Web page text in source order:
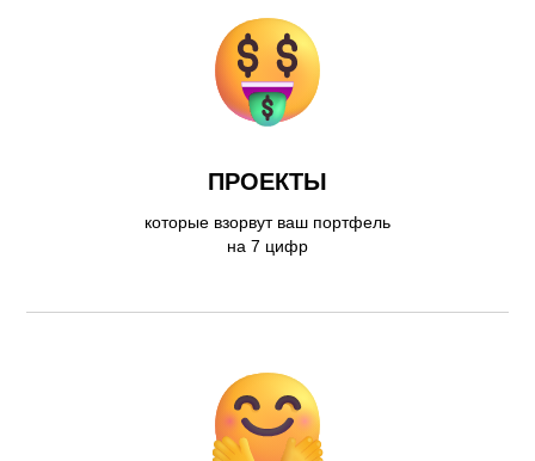
ПРОЕКТЫ
которые взорвут ваш портфель
на 7 цифр